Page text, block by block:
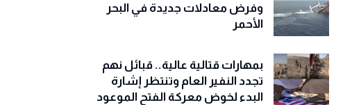
وفرض معادلات جديدة في البحر
الأحمر
بمهارات قتالية عالية.. قبائل نهم
تجدد النفير العام وتنتظر إشارة
البدء لخوض معركة الفتح الموعود